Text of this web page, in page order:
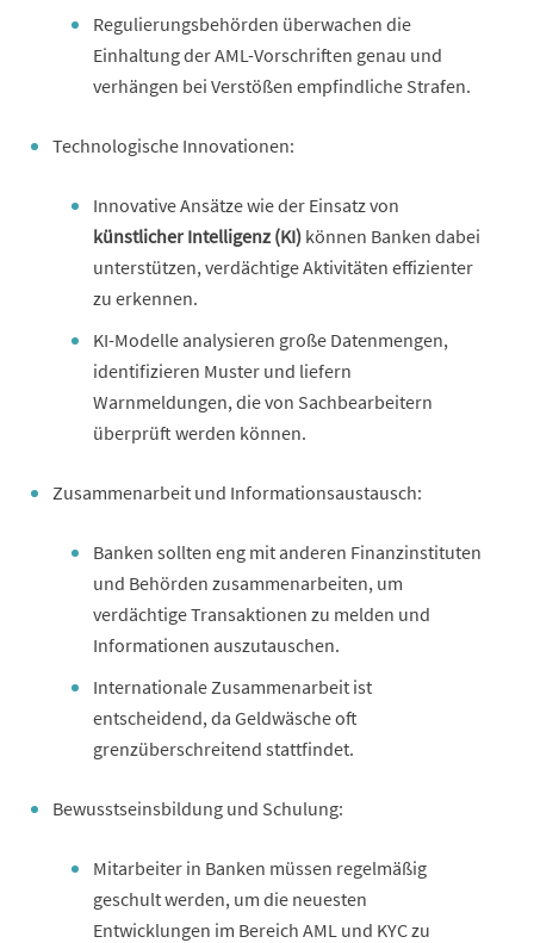
Regulierungsbehörden überwachen die
Einhaltung der AML-Vorschriften genau und
verhängen bei Verstößen empfindliche Strafen.
Technologische Innovationen:
Innovative Ansätze wie der Einsatz von
künstlicher Intelligenz (KI) können Banken dabei
unterstützen, verdächtige Aktivitäten effizienter
zu erkennen.
KI-Modelle analysieren große Datenmengen,
identifizieren Muster und liefern
Warnmeldungen, die von Sachbearbeitern
überprüft werden können.
Zusammenarbeit und Informationsaustausch:
Banken sollten eng mit anderen Finanzinstituten
und Behörden zusammenarbeiten, um
verdächtige Transaktionen zu melden und
Informationen auszutauschen.
Internationale Zusammenarbeit ist
entscheidend, da Geldwäsche oft
grenzüberschreitend stattfindet.
Bewusstseinsbildung und Schulung:
Mitarbeiter in Banken müssen regelmäßig
geschult werden, um die neuesten
Entwicklungen im Bereich AML und KYC zu